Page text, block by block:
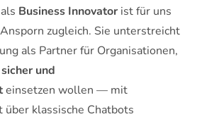
Business Innovator ist für uns
zugleich. Sie unterstreicht
als Partner für Organisationen,
und
einsetzen wollen — mit
über klassische Chatbots